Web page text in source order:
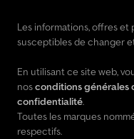
Les informations, offres
susceptibles de changer
En utilisant ce site web,
nosconditions générales
confidentialité.
Toutes les marques
respectifs.